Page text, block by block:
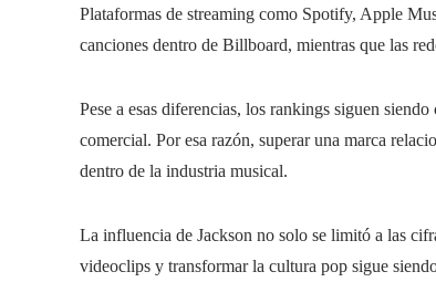
Plataformas de streaming como Spotify, Apple
canciones dentro de Billboard, mientras que las
Pese a esas diferencias, los rankings siguen
comercial. Por esa razón, superar una marca
dentro de la industria musical.
La influencia de Jackson no solo se limitó a las
videoclips y transformar la cultura pop sigue